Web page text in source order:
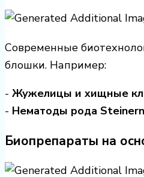
Современные
блошки. Например:
- Жужелицы и хищные
- Нематоды рода
Биопрепараты на